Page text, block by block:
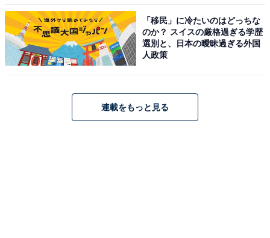
「移民」に冷たいのはどっちな
のか？ スイスの厳格過ぎる学歴
選別と、日本の曖昧過ぎる外国
人政策
連載をもっと見る